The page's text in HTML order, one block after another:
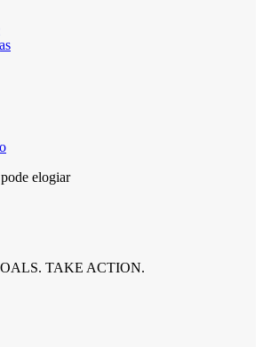
elogiar
TAKE ACTION.